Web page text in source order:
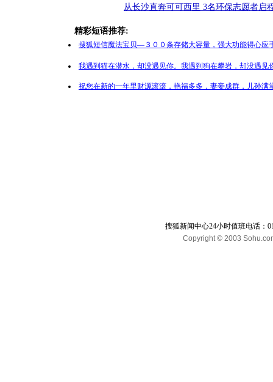
从长沙直奔可可西里 3名环保志愿者启
精彩短语推荐:
搜狐短信魔法宝贝—３００条存储大容量，强大功能得心应
我遇到猫在潜水，却没遇见你。我遇到狗在攀岩，却没遇
祝您在新的一年里财源滚滚，艳福多多，妻妾成群，儿孙
搜狐新闻中心24小时值班电话：
Copyright © 2003